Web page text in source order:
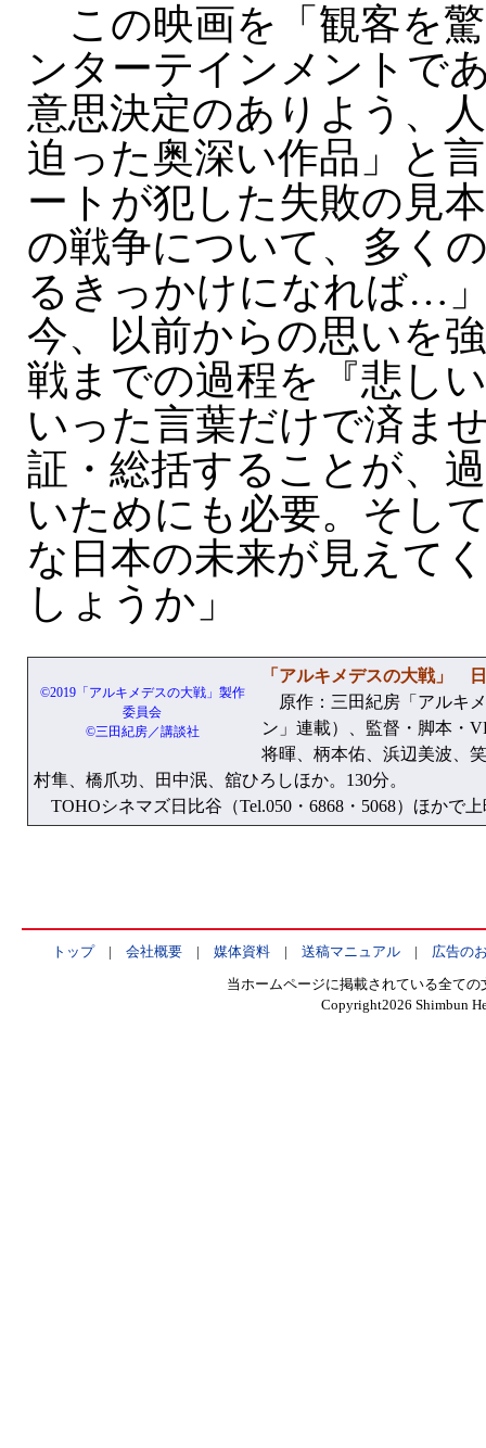
この映画を「観客を
ンターテインメントで
意思決定のありよう、
迫った奥深い作品」と
ートが犯した失敗の見
の戦争について、多く
るきっかけになれば…
今、以前からの思いを
戦までの過程を『悲し
いった言葉だけで済ま
証・総括することが、
いためにも必要。そし
な日本の未来が見えて
しょうか」
©2019「アルキメデスの大戦」製作
委員会
©三田紀房／講談社
「アルキメデスの大戦」
原作：三田紀房「アルキ
ン」連載）、監督・脚本・
将暉、柄本佑、浜辺美波、
村隼、橋爪功、田中泯、舘ひろしほか。130分。
TOHOシネマズ日比谷（Tel.050・6868・5068）ほかで
トップ| 会社概要| 媒体資料| 送稿マニュアル| 広告の
当ホームページに掲載されている全て
Copyright2026 Shimbun